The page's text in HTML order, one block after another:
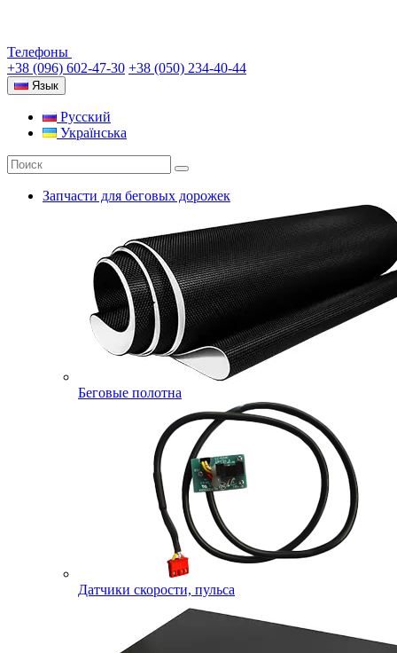
Телефоны
+38 (096) 602-47-30 +38 (050) 234-40-44
Язык
Русский
Українська
Запчасти для беговых дорожек
Беговые полотна
Датчики скорости, пульса